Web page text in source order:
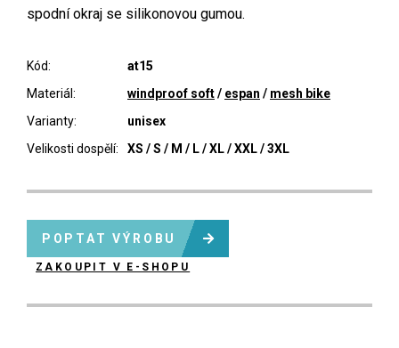
spodní okraj se silikonovou gumou.
Kód:
at15
Materiál:
windproof soft/ espan / mesh bike
Varianty:
unisex
Velikosti dospělí:
XS / S / M / L / XL / XXL / 3XL
POPTAT VÝROBU
ZAKOUPIT V E-SHOPU